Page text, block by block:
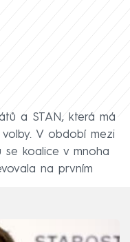
a STAN, která má
V období mezi
koalice v mnoha
na prvním